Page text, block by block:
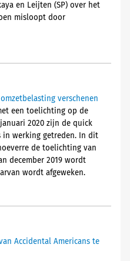
en Leijten (SP) over het
misloopt door
verschenen
een toelichting op de
2020 zijn de quick
in werking getreden. In dit
de toelichting van
december 2019 wordt
wordt afgeweken.
Accidental Americans te